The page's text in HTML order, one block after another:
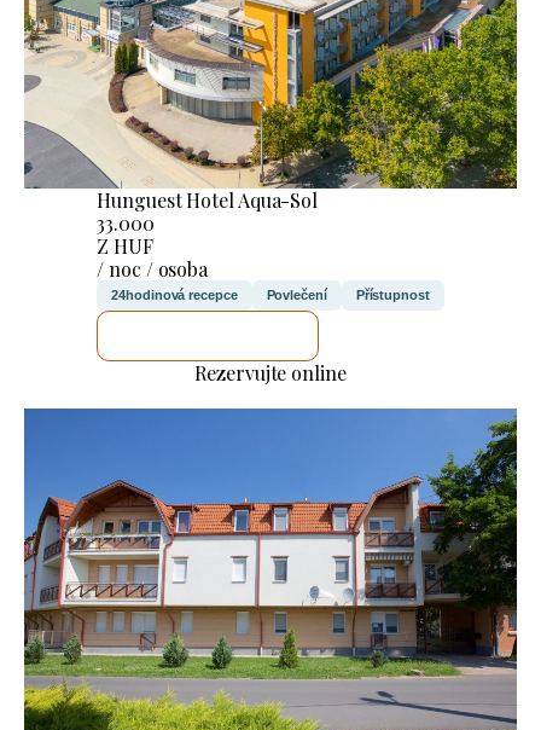
Hunguest Hotel Aqua-Sol
33.000
Z HUF
/ noc / osoba
24hodinová recepce Povlečení Přístupnost
Rezervujte online